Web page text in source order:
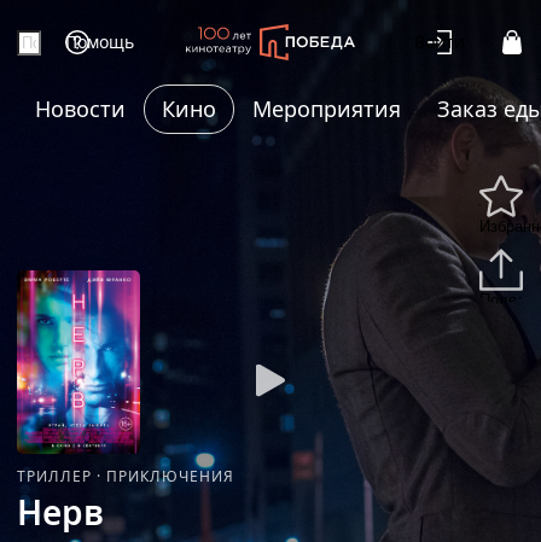
Помощь Войти
Новости Кино Мероприятия Заказ
ТРИЛЛЕР · ПРИКЛЮЧЕНИЯ
Нерв